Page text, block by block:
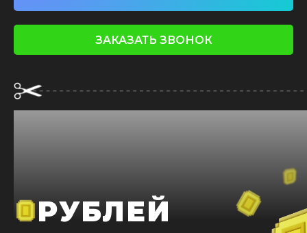
ЗАКАЗАТЬ ЗВОНОК
4000
РУБЛЕЙ